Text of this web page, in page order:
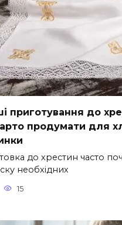
приготування до
продумати для
до хрестин часто
необхідних
15